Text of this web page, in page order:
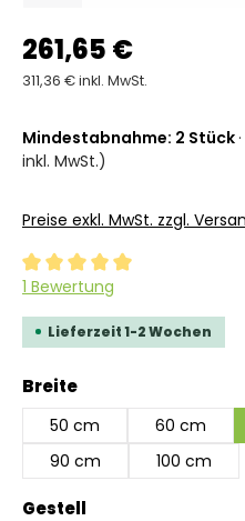
261,65 €
311,36 € inkl. MwSt.
Mindestabnahme: 2 Stück
inkl. MwSt.)
Preise exkl. MwSt. zzgl.
Durchschnittliche Bewertung
1 Bewertung
Lieferzeit 1-2 Wochen
Breiteauswählen
50 cm 60 cm
90 cm
100 cm
Gestell